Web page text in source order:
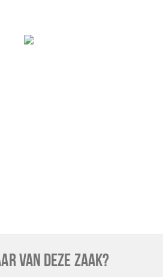
VAN DEZE ZAAK?